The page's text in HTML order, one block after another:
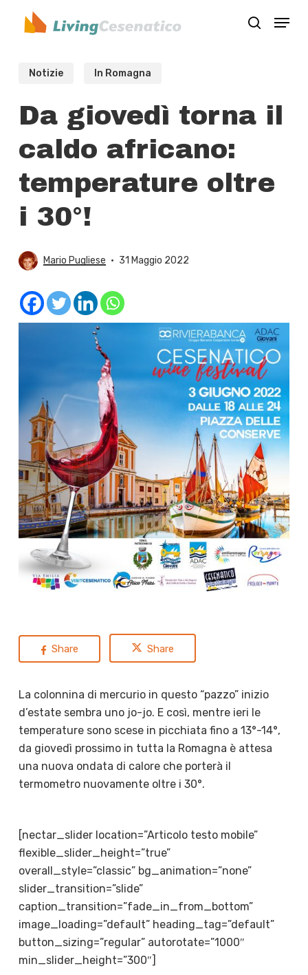
search
Menu
Notizie In Romagna
Da giovedì torna il
caldo africano:
temperature oltre
i 30°!
Mario Pugliese 31 Maggio 2022
Share Share
La colonnina di mercurio in questo “pazzo” inizio
d’estate sembra uno jo-jo. E così, mentre ieri le
temperature sono scese in picchiata fino a 13°-14°,
da giovedì prossimo in tutta la Romagna è attesa
una nuova ondata di calore che porterà il
termometro nuovamente oltre i 30°.
[nectar_slider location=”Articolo testo mobile”
flexible_slider_height=”true”
overall_style=”classic” bg_animation=”none”
slider_transition=”slide”
caption_transition=”fade_in_from_bottom”
image_loading=”default” heading_tag=”default”
button_sizing=”regular” autorotate=”1000″
min_slider_height=”300″]